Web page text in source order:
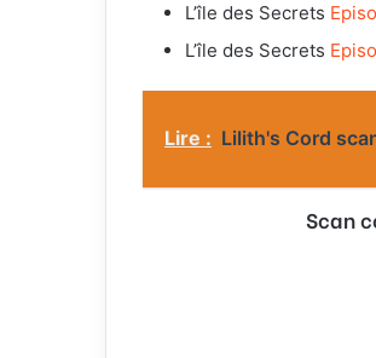
L’île des Secrets
L’île des Secrets
Lire : Lilith's Cord
Scan